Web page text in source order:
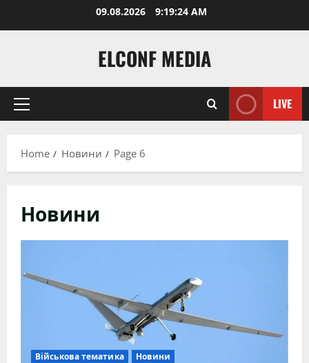
09.08.2026 9:19:26 AM
ELCONF MEDIA
Primary
LIVE
Home Новини Page 6
Новини
Військова тематика Новини